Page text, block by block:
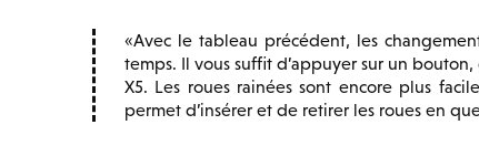
Avec le tableau précédent, les
temps. Il vous suffit d’appuyer sur un
X5. Les roues rainées sont encore plus
permet d’insérer et de retirer les roues en